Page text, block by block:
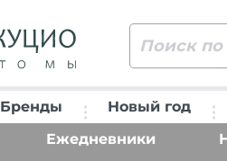
Бренды Новый год
Ежедневники